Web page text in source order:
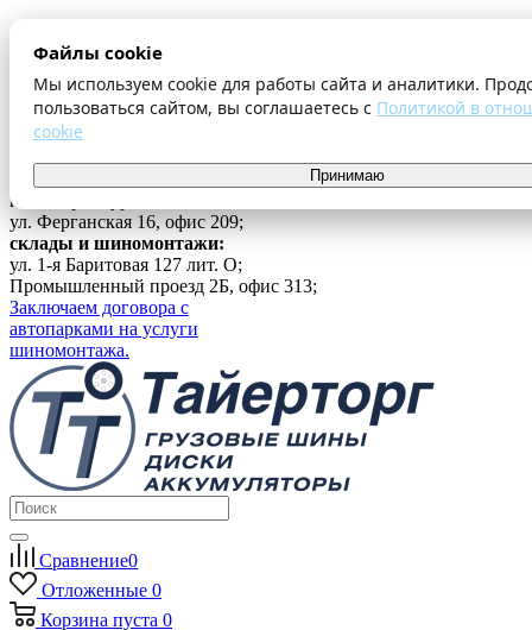
Файлы cookie
Мы используем cookie для работы сайта и аналитики.
пользоваться сайтом, вы соглашаетесь с Политикой в
cookie
Принимаю
Оплата и доставка
Шиномонтаж
Контакты
...
г. Екатеринбург
ул. Ферганская 16, офис 209;
склады и шиномонтажи:
ул. 1-я Баритовая 127 лит. О;
Промышленный проезд 2Б, офис 313;
Заключаем договора с
автопарками на услуги
шиномонтажа.
Сравнение0
Отложенные 0
Корзина пуста 0